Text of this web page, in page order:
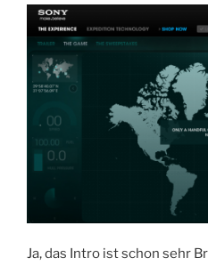
Ja, das Intro ist schon sehr